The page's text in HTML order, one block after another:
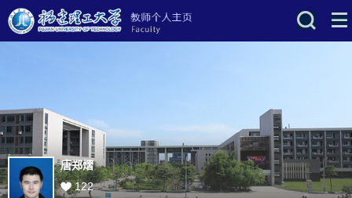
唐郑熠
122